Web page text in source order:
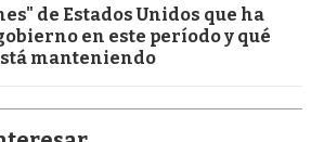
de Estados Unidos que ha
en este período y qué
manteniendo